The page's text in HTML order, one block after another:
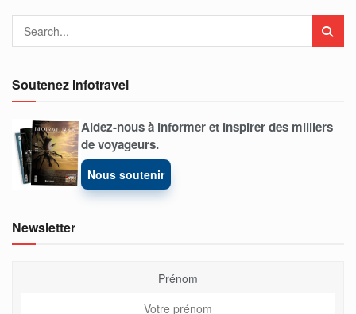
Soutenez Infotravel
Aidez-nous à informer et inspirer des milliers
de voyageurs.
Nous soutenir
Newsletter
Prénom